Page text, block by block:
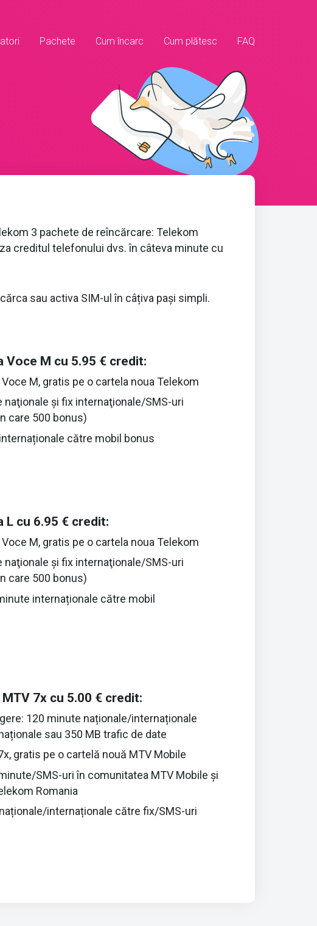
Pachete Cum încarc Cum plătesc FAQ
3 pachete de reîncărcare: Telekom
creditul telefonului dvs. în câteva minute cu
sau activa SIM-ul în câțiva pași simpli.
Voce M cu 5.95 € credit:
M, gratis pe o cartela noua Telekom
naţionale şi fix internaţionale/SMS-uri
care 500 bonus)
către mobil bonus
L cu 6.95 € credit:
M, gratis pe o cartela noua Telekom
naţionale şi fix internaţionale/SMS-uri
care 500 bonus)
internaționale către mobil
7x cu 5.00 € credit:
120 minute naționale/internaționale
sau 350 MB trafic de date
gratis pe o cartelă nouă MTV Mobile
SMS-uri în comunitatea MTV Mobile și
Romania
internaționale către fix/SMS-uri